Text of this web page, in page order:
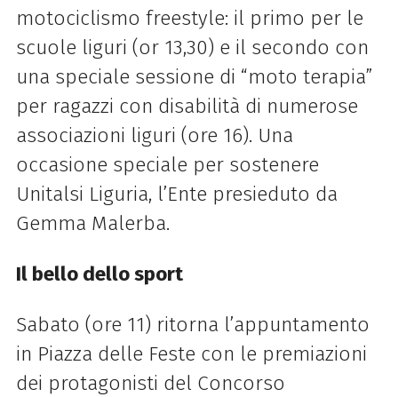
motociclismo freestyle: il primo per le
scuole liguri (or 13,30) e il secondo con
una speciale sessione di “moto terapia”
per ragazzi con disabilità di numerose
associazioni liguri (ore 16). Una
occasione speciale per sostenere
Unitalsi Liguria, l’Ente presieduto da
Gemma Malerba.
Il bello dello sport
Sabato (ore 11) ritorna l’appuntamento
in Piazza delle Feste con le premiazioni
dei protagonisti del Concorso